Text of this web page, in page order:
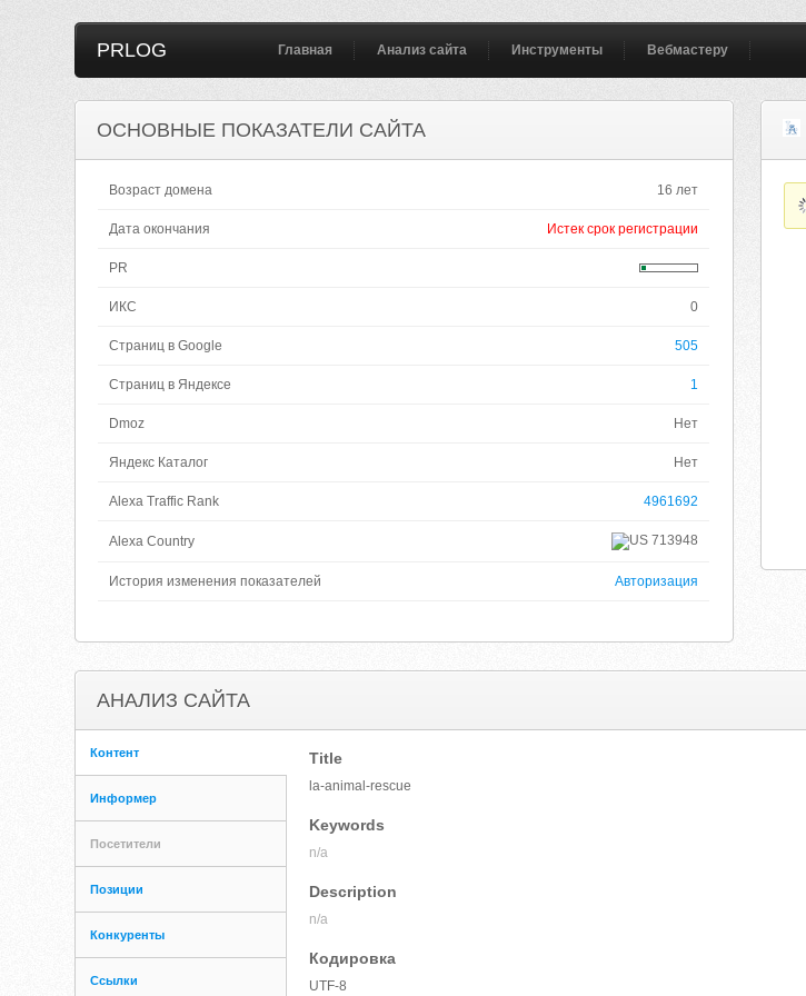
PRLOG Главная Анализ сайта Инструменты Вебмастеру
ОСНОВНЫЕ ПОКАЗАТЕЛИ САЙТА
Возраст домена 16 лет
Дата окончания Истек срок регистрации
PR
ИКС 0
Страниц в Google 505
Страниц в Яндексе 1
Dmoz Нет
Яндекс Каталог Нет
Alexa Traffic Rank 4961692
Alexa Country 713948
История изменения показателей Авторизация
АНАЛИЗ САЙТА
Контент
Информер
Посетители
Позиции
Конкуренты
Ссылки
Title
la-animal-rescue
Keywords
n/a
Description
n/a
Кодировка
UTF-8